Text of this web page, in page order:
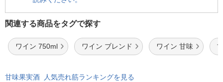
関連する商品をタグで探す
ワイン 750ml ワイン ブレンド ワイン 甘味
甘味果実酒 人気売れ筋ランキングを見る